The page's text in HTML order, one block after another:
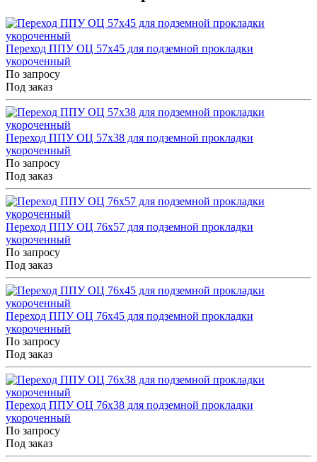
Переход ППУ ОЦ 57x45 для подземной прокладки
укороченный
По запросу
Под заказ
Переход ППУ ОЦ 57x38 для подземной прокладки
укороченный
По запросу
Под заказ
Переход ППУ ОЦ 76x57 для подземной прокладки
укороченный
По запросу
Под заказ
Переход ППУ ОЦ 76x45 для подземной прокладки
укороченный
По запросу
Под заказ
Переход ППУ ОЦ 76x38 для подземной прокладки
укороченный
По запросу
Под заказ